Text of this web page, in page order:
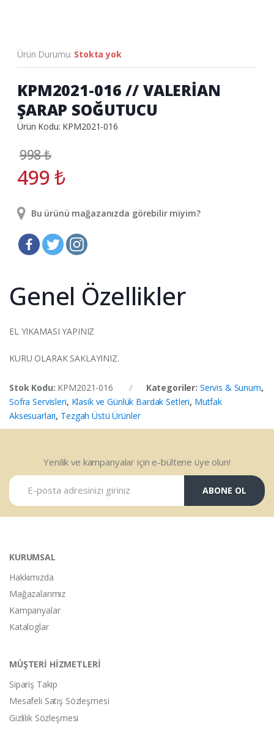
Ürün Durumu: Stokta yok
KPM2021-016 // VALERİAN
ŞARAP SOĞUTUCU
Ürün Kodu: KPM2021-016
998₺
499₺
Bu ürünü mağazanızda görebilir miyim?
Genel Özellikler
EL YIKAMASI YAPINIZ
KURU OLARAK SAKLAYINIZ.
Stok Kodu: KPM2021-016 Kategoriler: Servis & Sunum,
Sofra Servisleri, Klasik ve Günlük Bardak Setleri, Mutfak
Aksesuarları, Tezgah Üstü Ürünler
Yenilik ve kampanyalar için e-bültene üye olun!
ABONE OL
KURUMSAL
Hakkımızda
Mağazalarımız
Kampanyalar
Kataloglar
MÜŞTERİ HİZMETLERİ
Sipariş Takip
Mesafeli Satış Sözleşmesi
Gizlilik Sözleşmesi